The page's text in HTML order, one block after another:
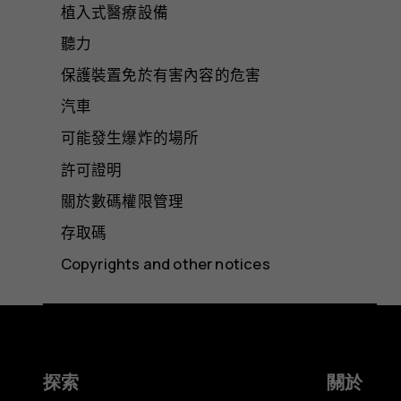
植入式醫療設備
聽力
保護裝置免於有害內容的危害
汽車
可能發生爆炸的場所
許可證明
關於數碼權限管理
存取碼
Copyrights and other notices
探索
關於